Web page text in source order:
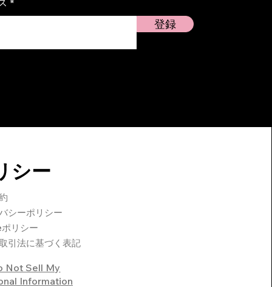
登録
シー
シーポリシー
リシー
引法に基づく表記
Not Sell My
Information